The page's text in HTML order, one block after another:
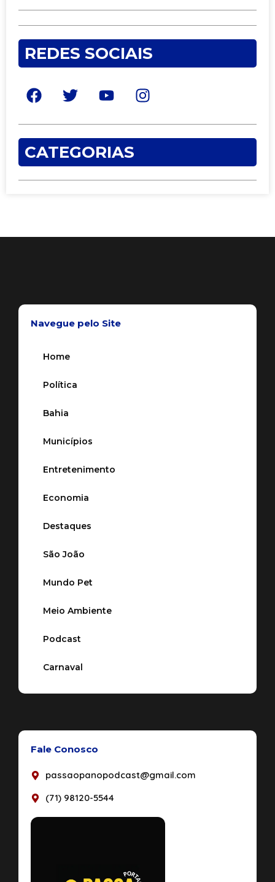
REDES SOCIAIS
CATEGORIAS
Navegue pelo Site
Home
Política
Bahia
Municípios
Entretenimento
Economia
Destaques
São João
Mundo Pet
Meio Ambiente
Podcast
Carnaval
Fale Conosco
passaopanopodcast@gmail.com
(71) 98120-5544